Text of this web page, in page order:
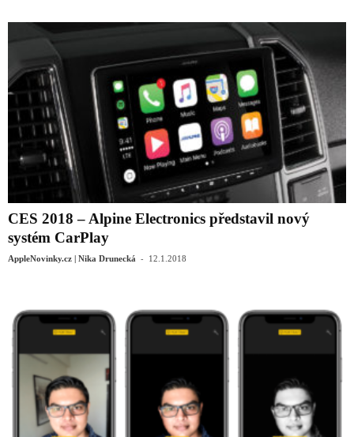
CES 2018 – Alpine Electronics představil nový
systém CarPlay
AppleNovinky.cz | Nika Drunecká - 12.1.2018